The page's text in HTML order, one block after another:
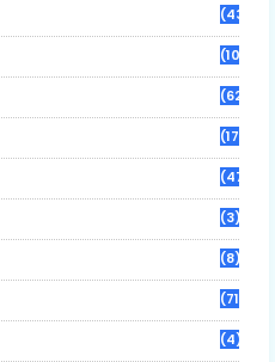
(43)
(108)
(62)
(17)
(470)
(3)
(8)
(71)
(4)